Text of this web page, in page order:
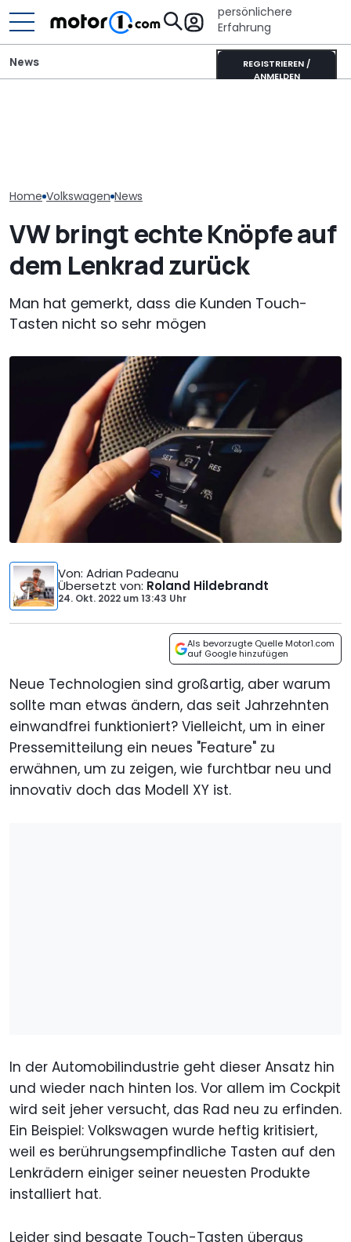
persönlichere
Erfahrung
REGISTRIEREN /
ANMELDEN
News
Home Volkswagen News
VW bringt echte Knöpfe auf
dem Lenkrad zurück
Man hat gemerkt, dass die Kunden Touch-
Tasten nicht so sehr mögen
Von: Adrian Padeanu
Übersetzt von: Roland Hildebrandt
24. Okt. 2022 um13:43 Uhr
Als bevorzugte Quelle Motor1.com
auf Google hinzufügen
Neue Technologien sind großartig, aber warum
sollte man etwas ändern, das seit Jahrzehnten
einwandfrei funktioniert? Vielleicht, um in einer
Pressemitteilung ein neues "Feature" zu
erwähnen, um zu zeigen, wie furchtbar neu und
innovativ doch das Modell XY ist.
In der Automobilindustrie geht dieser Ansatz hin
und wieder nach hinten los. Vor allem im Cockpit
wird seit jeher versucht, das Rad neu zu erfinden.
Ein Beispiel: Volkswagen wurde heftig kritisiert,
weil es berührungsempfindliche Tasten auf den
Lenkrädern einiger seiner neuesten Produkte
installiert hat.
Leider sind besagte Touch-Tasten überaus